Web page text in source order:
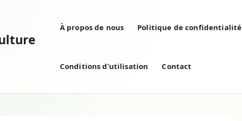
À propos de nous Politique de confidentialité
Conditions d’utilisation Contact